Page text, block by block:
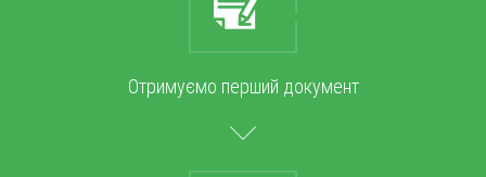
Отримуємо перший документ